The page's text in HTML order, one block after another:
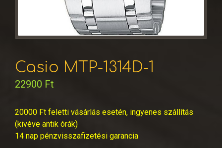
Casio MTP-1314D-1
22900 Ft
20000 Ft feletti vásárlás esetén, ingyenes szállítás
(kivéve antik órák)
14 nap pénzvisszafizetési garancia